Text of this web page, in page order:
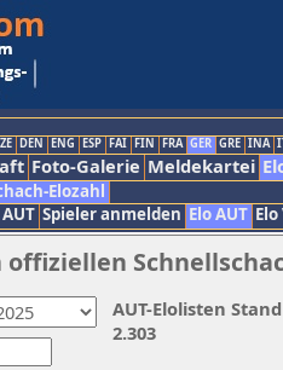
DEN ENG ESP FAI FIN FRA GER GRE INA
Foto-Galerie Meldekartei
Elozahl
Spieler anmelden Elo AUT
AUT-Elolisten
2.303